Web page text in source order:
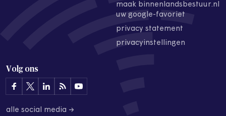
maak binnenlandsbestuur.nl
uw google-favoriet
privacy statement
privacyinstellingen
Volg ons
alle social media →